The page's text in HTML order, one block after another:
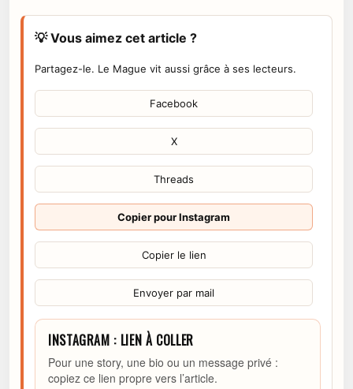
💡 Vous aimez cet article ?
Partagez-le. Le Mague vit aussi grâce à ses lecteurs.
Facebook
X
Threads
Copier pour Instagram
Copier le lien
Envoyer par mail
INSTAGRAM : LIEN À COLLER
Pour une story, une bio ou un message privé :
copiez ce lien propre vers l’article.